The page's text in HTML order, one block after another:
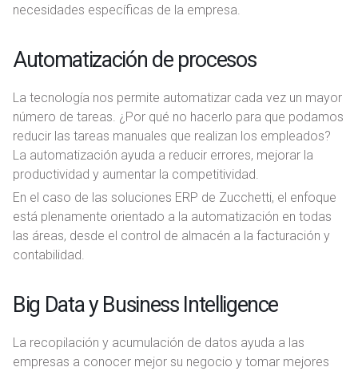
necesidades específicas de la empresa.
Automatización de procesos
La tecnología nos permite automatizar cada vez un mayor
número de tareas. ¿Por qué no hacerlo para que podamos
reducir las tareas manuales que realizan los empleados?
La automatización ayuda a reducir errores, mejorar la
productividad y aumentar la competitividad.
En el caso de las soluciones ERP de Zucchetti, el enfoque
está plenamente orientado a la automatización en todas
las áreas, desde el control de almacén a la facturación y
contabilidad.
Big Data y Business Intelligence
La recopilación y acumulación de datos ayuda a las
empresas a conocer mejor su negocio y tomar mejores